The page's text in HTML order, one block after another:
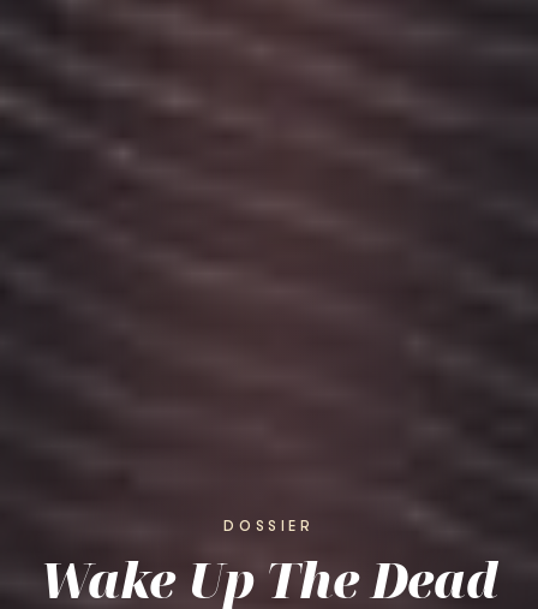
DOSSIER
Wake Up The Dead